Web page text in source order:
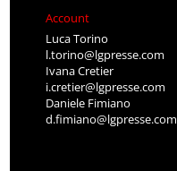
Account
Luca Torino
l.torino@lgpresse.com
Ivana Cretier
i.cretier@lgpresse.com
Daniele Fimiano
d.fimiano@lgpresse.com